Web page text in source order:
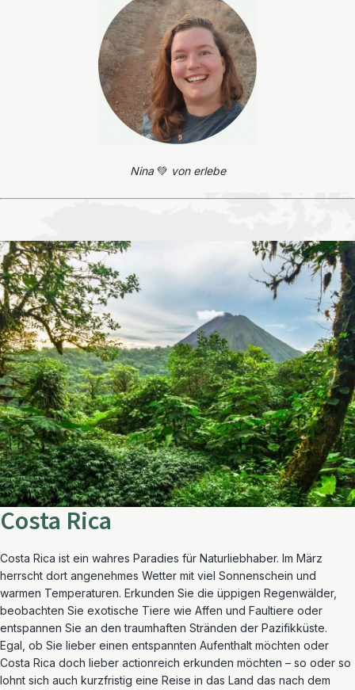
Nina💚 von erlebe
Costa Rica
Costa Rica ist ein wahres Paradies für Naturliebhaber. Im März
herrscht dort angenehmes Wetter mit viel Sonnenschein und
warmen Temperaturen. Erkunden Sie die üppigen Regenwälder,
beobachten Sie exotische Tiere wie Affen und Faultiere oder
entspannen Sie an den traumhaften Stränden der Pazifikküste.
Egal, ob Sie lieber einen entspannten Aufenthalt möchten oder
Costa Rica doch lieber actionreich erkunden möchten – so oder so
lohnt sich auch kurzfristig eine Reise in das Land das nach dem